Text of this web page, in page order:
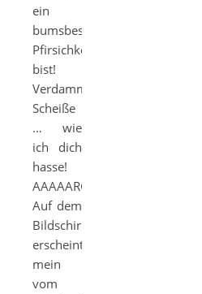
ein
bumsbeschissener
Pfirsichkopf
bist!
Verdammte
Scheiße
… wie
ich dich
hasse!
AAAAARGH!“
Auf dem
Bildschirm
erscheint
mein
vom